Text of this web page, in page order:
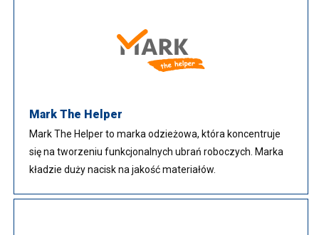
Mark The Helper
Mark The Helper to marka odzieżowa, która koncentruje
się na tworzeniu funkcjonalnych ubrań roboczych. Marka
kładzie duży nacisk na jakość materiałów.